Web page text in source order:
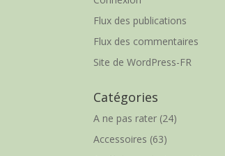
Flux des publications
Flux des commentaires
Site de WordPress-FR
Catégories
A ne pas rater (24)
Accessoires (63)